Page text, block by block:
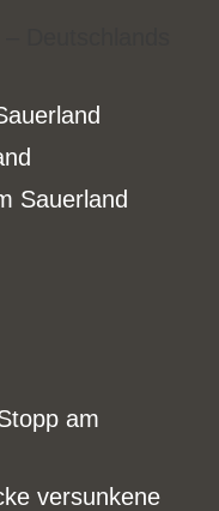
Sauerland
am
versunkene